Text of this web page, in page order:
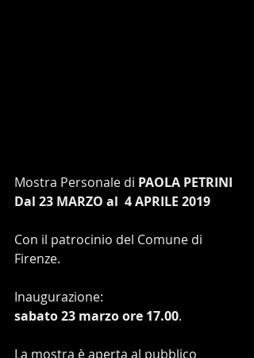
Mostra Personale di PAOLA PETRINI
Dal 23 MARZO al  4 APRILE 2019
Con il patrocinio del Comune di
Firenze.
Inaugurazione:
sabato 23 marzo ore 17.00.
La mostra è aperta al pubblico